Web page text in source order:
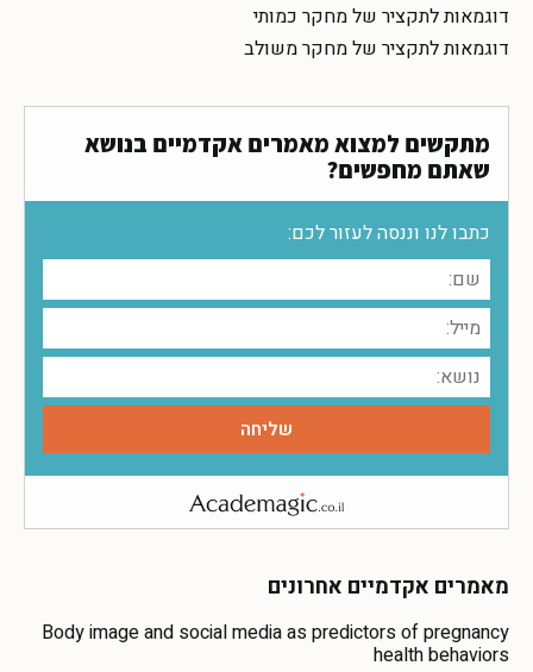
דוגמאות לתקציר של מחקר כמותי
דוגמאות לתקציר של מחקר משולב
מתקשים למצוא מאמרים אקדמיים בנושא
שאתם מחפשים?
כתבו לנו וננסה לעזור לכם:
מאמרים אקדמיים אחרונים
Body image and social media as predictors of pregnancy
health behaviors